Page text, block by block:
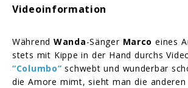
Videoinformation
WährendWanda-Sänger Marco eines
stets mit Kippe in der Hand durchs
“Columbo” schwebt und wunderbar
die Amore mimt, sieht man die